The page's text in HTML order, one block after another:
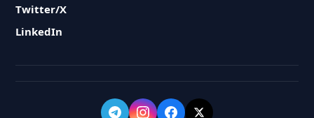
Twitter/X
LinkedIn